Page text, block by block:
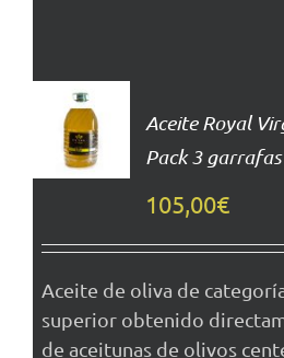
AÑADIR
AL
CARRITOAceite Royal
Pack 3 garrafas
105,00€
Aceite de oliva de
superior obtenido
de aceitunas de olivos